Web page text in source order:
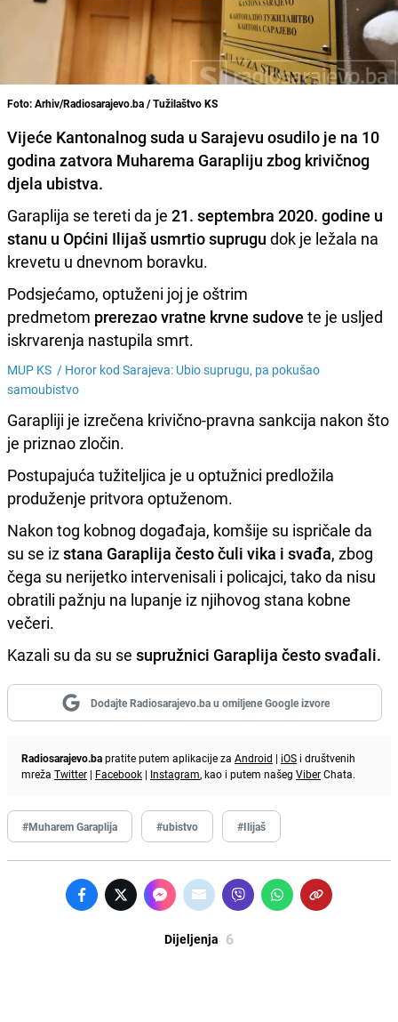
Foto: Arhiv/Radiosarajevo.ba / Tužilaštvo KS
Vijeće Kantonalnog suda u Sarajevu osudilo je na 10
godina zatvora Muharema Garapliju zbog krivičnog
djela ubistva.
Garaplija se tereti da je 21. septembra 2020. godine u
stanu u Općini Ilijaš usmrtio suprugu dok je ležala na
krevetu u dnevnom boravku.
Podsjećamo, optuženi joj je oštrim
predmetom prerezao vratne krvne sudove te je usljed
iskrvarenja nastupila smrt.
MUP KS / Horor kod Sarajeva: Ubio suprugu, pa pokušao
samoubistvo
Garapliji je izrečena krivično-pravna sankcija nakon što
je priznao zločin.
Postupajuća tužiteljica je u optužnici predložila
produženje pritvora optuženom.
Nakon tog kobnog događaja, komšije su ispričale da
su se izstana Garaplija često čuli vika i svađa, zbog
čega su nerijetko intervenisali i policajci, tako da nisu
obratili pažnju na lupanje iz njihovog stana kobne
večeri.
Kazali su da su se supružnici Garaplija često svađali.
Dodajte Radiosarajevo.ba u omiljene Google izvore
Radiosarajevo.bapratite putem aplikacije za Android | iOS i društvenih
mreža Twitter | Facebook | Instagram, kao i putem našeg ViberChata.
#Muharem Garaplija #ubistvo #Ilijaš
Dijeljenja 6